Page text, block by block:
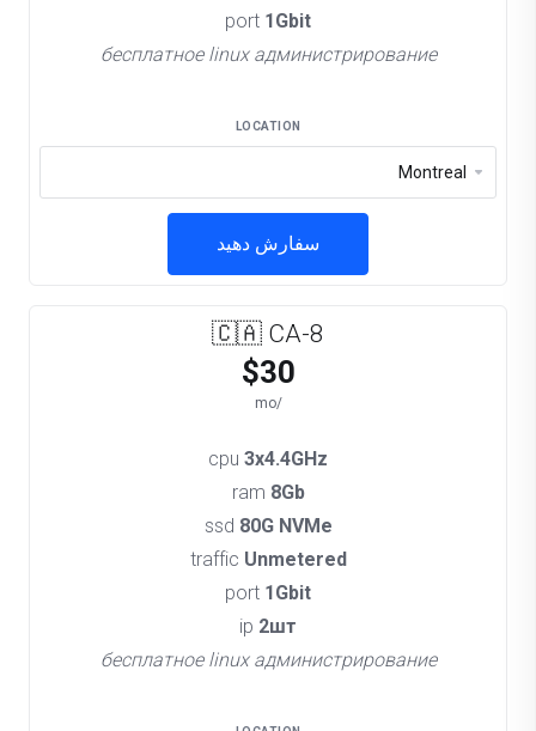
port 1Gbit
бесплатное linux администрирование
LOCATION
سفارش دهید
🇨🇦 CA-8
$30
/mo
cpu 3x4.4GHz
ram 8Gb
ssd 80G NVMe
traffic Unmetered
port 1Gbit
ip 2шт
бесплатное linux администрирование